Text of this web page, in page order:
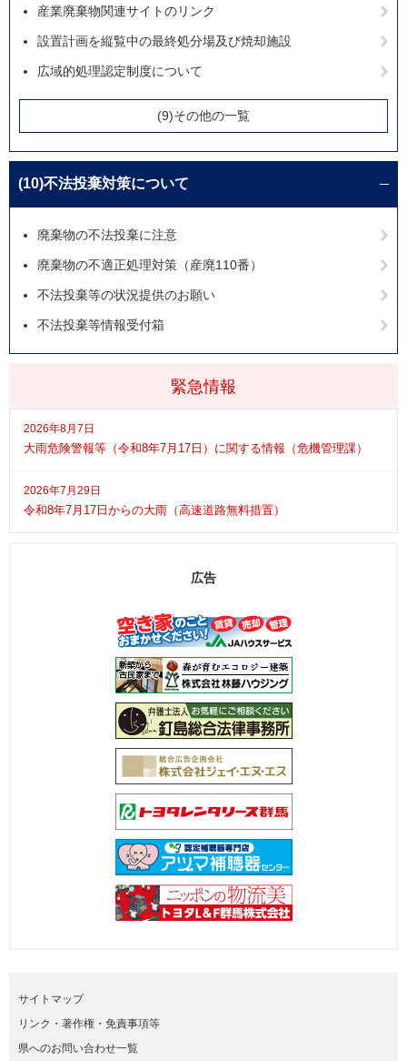
緊急情報
2026年8月7日
大雨危険警報等（令和8年7月17日）に関する情報（危機管理課）
2026年7月29日
令和8年7月17日からの大雨（高速道路無料措置）
産業廃棄物関連サイトのリンク
設置計画を縦覧中の最終処分場及び焼却施設
広域的処理認定制度について
(9)その他の一覧
(10)不法投棄対策について
廃棄物の不法投棄に注意
廃棄物の不適正処理対策（産廃110番）
不法投棄等の状況提供のお願い
不法投棄等情報受付箱
広告
サイトマップ
リンク・著作権・免責事項等
県へのお問い合わせ一覧